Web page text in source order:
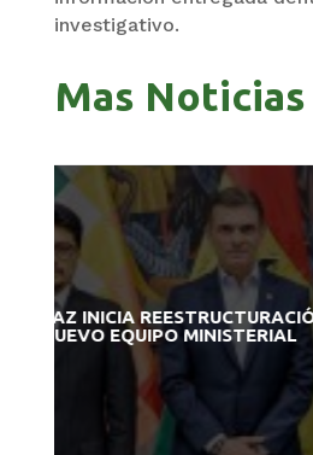
investigativo.
Mas Noticias
PRODEM INAUGURÓ UN
EDIFICIO Y APUESTA
BOLIVIANO